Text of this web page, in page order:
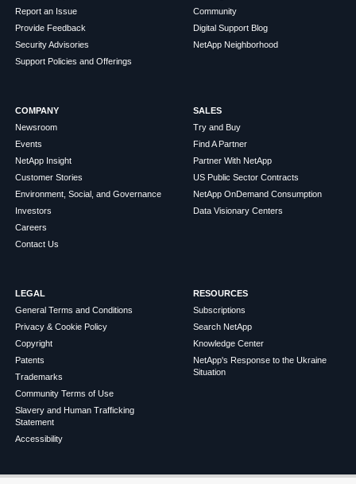
Report an Issue
Provide Feedback
Security Advisories
Support Policies and Offerings
Community
Digital Support Blog
NetApp Neighborhood
COMPANY
Newsroom
Events
NetApp Insight
Customer Stories
Environment, Social, and Governance
Investors
Careers
Contact Us
SALES
Try and Buy
Find A Partner
Partner With NetApp
US Public Sector Contracts
NetApp OnDemand Consumption
Data Visionary Centers
LEGAL
General Terms and Conditions
Privacy & Cookie Policy
Copyright
Patents
Trademarks
Community Terms of Use
Slavery and Human Trafficking
Statement
Accessibility
RESOURCES
Subscriptions
Search NetApp
Knowledge Center
NetApp's Response to the Ukraine
Situation